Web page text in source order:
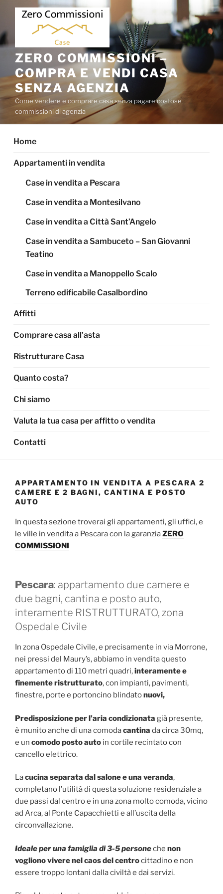
Salta
contenuto
ZERO COMMISSIONI –
COMPRA E VENDI CASA
SENZA AGENZIA
Come vendere e comprare casa senza pagare costose
commissioni di agenzia
Home
Appartamenti in vendita
Case in vendita a Pescara
Case in vendita a Montesilvano
Case in vendita a Città Sant’Angelo
Case in vendita a Sambuceto – San Giovanni
Teatino
Case in vendita a Manoppello Scalo
Terreno edificabile Casalbordino
Affitti
Comprare casa all’asta
Ristrutturare Casa
Quanto costa?
Chi siamo
Valuta la tua casa per affitto o vendita
Contatti
APPARTAMENTO IN VENDITA A PESCARA 2
CAMERE E 2 BAGNI, CANTINA E POSTO
AUTO
In questa sezione troverai gli appartamenti, gli uffici, e
le ville in vendita a Pescara con la garanziaZERO
COMMISSIONI
Pescara: appartamento due camere e
due bagni, cantina e posto auto,
interamente RISTRUTTURATO, zona
Ospedale Civile
In zona Ospedale Civile, e precisamente in via Morrone,
nei pressi del Maury’s, abbiamo in vendita questo
appartamento di 110 metri quadri,interamente e
finemente ristrutturato, con impianti, pavimenti,
finestre, porte e portoncino blindatonuovi,
Predisposizione per l’aria condizionata già presente,
è munito anche di una comodacantina da circa 30mq,
e un comodo posto auto in cortile recintato con
cancello elettrico.
Lacucina separata dal salone e una veranda,
completano l’utilità di questa soluzione residenziale a
due passi dal centro e in una zona molto comoda, vicino
ad Arca, al Ponte Capacchietti e all’uscita della
circonvallazione.
Ideale per una famiglia di 3-5 personeche non
vogliono vivere nel caos del centrocittadino e non
essere troppo lontani dalla civiltà e dai servizi.